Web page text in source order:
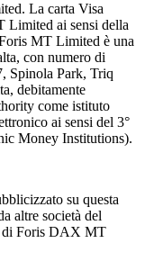
La carta Visa
Limited ai sensi della
MT Limited è una
con numero di
Spinola Park, Triq
debitamente
come istituto
ai sensi del 3°
Money Institutions).
su questa
altre società del
di Foris DAX MT